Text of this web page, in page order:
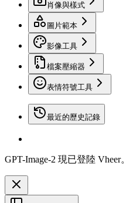
肖像與樣式
圖片範本
影像工具
檔案壓縮器
表情符號工具
最近的歷史記錄
GPT-Image-2 現已登陸 Vheer。